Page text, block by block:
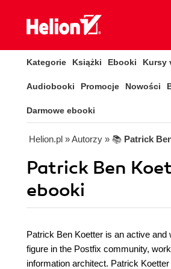
Kategorie Książki Ebooki Kursy
Audiobooki Promocje Nowości
Darmowe ebooki
Helion.pl » Autorzy » 📚 Patrick
Patrick Ben
ebooki
Patrick Ben Koetter is an active and
figure in the Postfix community,
information architect. Patrick